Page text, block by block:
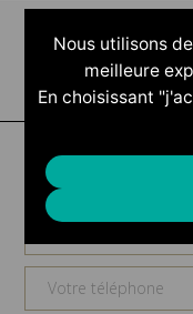
Demande
Nous utilisons
meilleure
En choisissant